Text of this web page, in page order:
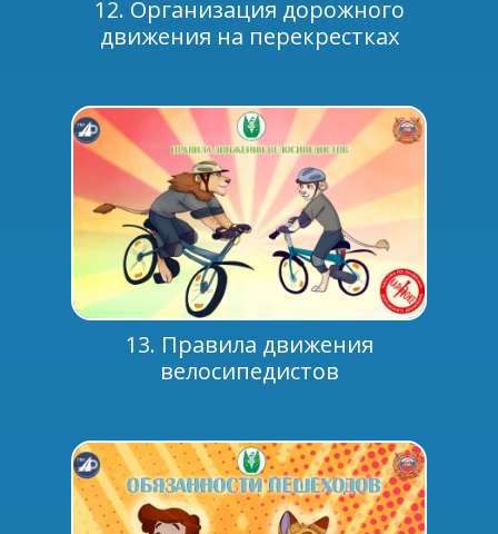
12. Организация дорожного
движения на перекрестках
13. Правила движения
велосипедистов